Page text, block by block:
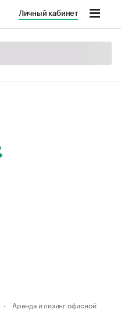
Личный кабинет
Аренда и лизинг офисной